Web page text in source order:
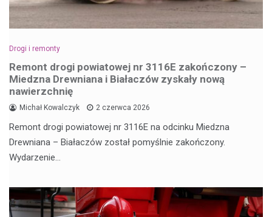
Drogi i remonty
Remont drogi powiatowej nr 3116E zakończony –
Miedzna Drewniana i Białaczów zyskały nową
nawierzchnię
Michał Kowalczyk 2 czerwca 2026
Remont drogi powiatowej nr 3116E na odcinku Miedzna
Drewniana – Białaczów został pomyślnie zakończony.
Wydarzenie…